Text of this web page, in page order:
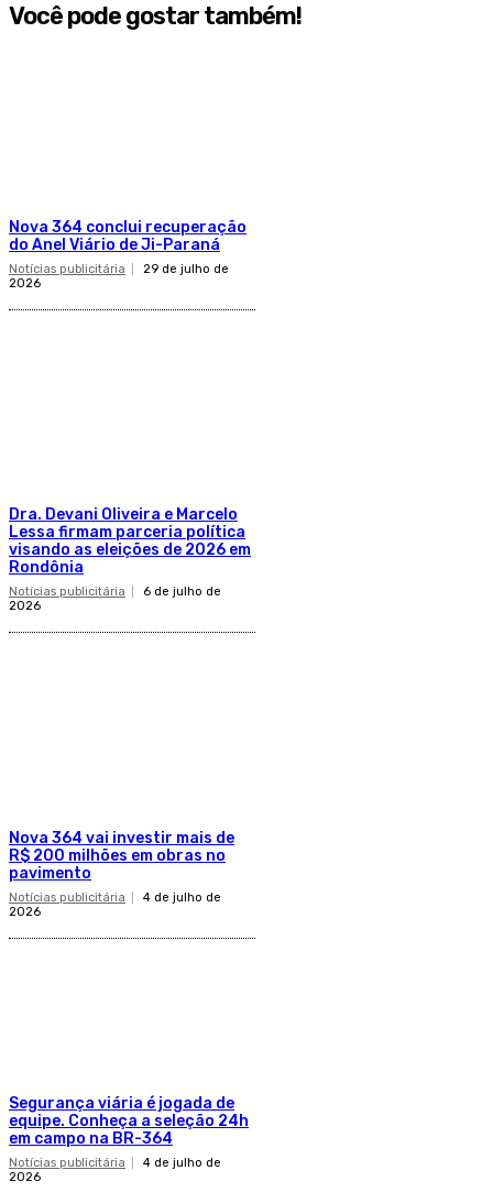
Você pode gostar também!
Nova 364 conclui recuperação
do Anel Viário de Ji-Paraná
Notícias publicitária
29 de julho de
2026
Dra. Devani Oliveira e Marcelo
Lessa firmam parceria política
visando as eleições de 2026 em
Rondônia
Notícias publicitária
6 de julho de
2026
Nova 364 vai investir mais de
R$ 200 milhões em obras no
pavimento
Notícias publicitária
4 de julho de
2026
Segurança viária é jogada de
equipe. Conheça a seleção 24h
em campo na BR-364
Notícias publicitária
4 de julho de
2026